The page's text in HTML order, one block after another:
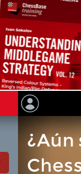
¿Aún